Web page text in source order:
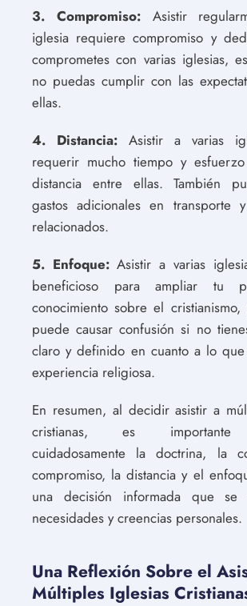
3. Compromiso:Asistir
iglesia requiere compromiso y
comprometes con varias iglesias,
no puedas cumplir con las
ellas.
4. Distancia: Asistir a varias
requerir mucho tiempo y
distancia entre ellas. También
gastos adicionales en transporte
relacionados.
5. Enfoque:Asistir a varias
beneficioso para ampliar tu
conocimiento sobre el
puede causar confusión si no
claro y definido en cuanto a lo
experiencia religiosa.
En resumen, al decidir asistir a
cristianas, es importante
cuidadosamente la doctrina, la
compromiso, la distancia y el
una decisión informada que
necesidades y creencias personales.
Una Reflexión Sobre el
Múltiples Iglesias